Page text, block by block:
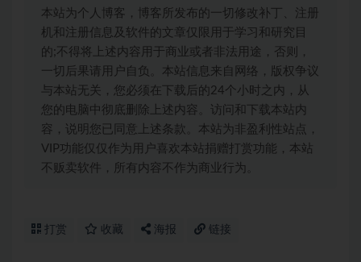
本站为个人博客，博客所发布的一切修改补丁、注册
机和注册信息及软件的文章仅限用于学习和研究目
的;不得将上述内容用于商业或者非法用途，否则，
一切后果请用户自负。本站信息来自网络，版权争议
与本站无关，您必须在下载后的24个小时之内，从
您的电脑中彻底删除上述内容。访问和下载本站内
容，说明您已同意上述条款。本站为非盈利性站点，
VIP功能仅仅作为用户喜欢本站捐赠打赏功能，本站
不贩卖软件，所有内容不作为商业行为。
打赏 收藏 海报 链接